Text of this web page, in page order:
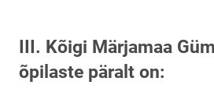
III. Kõigi Märjamaa
õpilaste päralt on: